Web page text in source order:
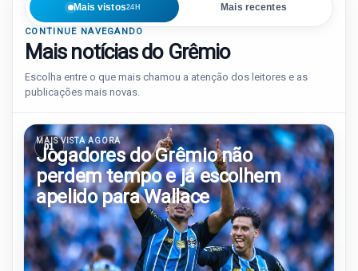
Mais vistos24H Mais recentes
CONTINUE NAVEGANDO
Mais notícias do Grêmio
Escolha entre o que mais chamou a atenção dos leitores e as
publicações mais novas.
01
MAIS VISTA AGORA
Jogadores do Grêmio não
perdem tempo e já escolhem
apelido para Wallace